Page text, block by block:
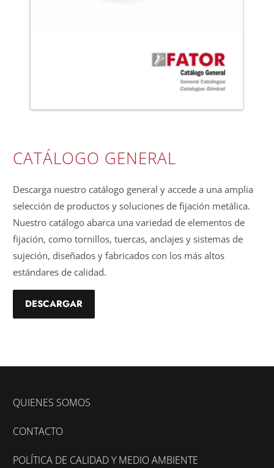
CATÁLOGO GENERAL
Descarga nuestro catálogo general y accede a una amplia
selección de productos y soluciones de fijación metálica.
Nuestro catálogo abarca una variedad de elementos de
fijación, como tornillos, tuercas, anclajes y sistemas de
sujeción, diseñados y fabricados con los más altos
estándares de calidad.
DESCARGAR
QUIENES SOMOS
CONTACTO
POLÍTICA DE CALIDAD Y MEDIO AMBIENTE